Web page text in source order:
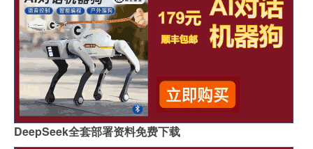
DeepSeek全套部署资料免费下载